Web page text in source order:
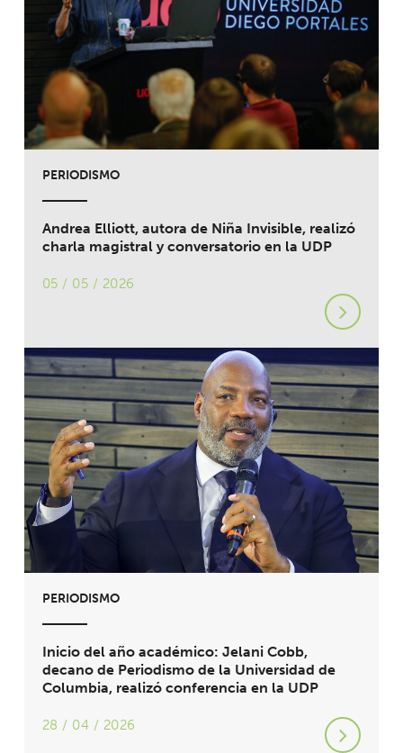
PERIODISMO
Andrea Elliott, autora de Niña Invisible, realizó
charla magistral y conversatorio en la UDP
05 / 05 / 2026
PERIODISMO
Inicio del año académico: Jelani Cobb,
decano de Periodismo de la Universidad de
Columbia, realizó conferencia en la UDP
28 / 04 / 2026